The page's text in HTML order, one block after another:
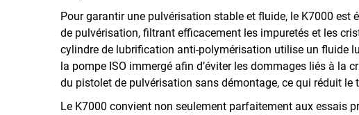
Pour garantir une pulvérisation stable et fluide, le K7000
de pulvérisation, filtrant efficacement les impuretés et les
cylindre de lubrification anti-polymérisation utilise un fluide
la pompe ISO immergé afin d’éviter les dommages liés à la
du pistolet de pulvérisation sans démontage, ce qui réduit
Le K7000 convient non seulement parfaitement aux essais